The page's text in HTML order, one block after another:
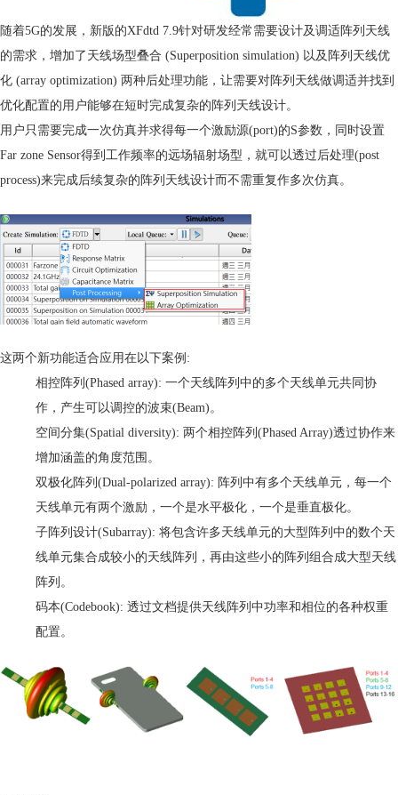
随着5G的发展 ， 新版的XFdtd 7.9针对研发经常需要设计及调适阵列天线
的需求，增加了天线场型叠合 (Superposition simulation) 以及阵列天线优
化 (array optimization) 两种后处理功能，让需要对阵列天线做调适并找到
优化配置的用户能够在短时完成复杂的阵列天线设计。
用户只需要完成一次仿真并求得每一个激励源(port)的S参数，同时设置
Far zone Sensor得到工作频率的远场辐射场型，就可以透过后处理(post
process)来完成后续复杂的阵列天线设计而不需重复作多次仿真。
这两个新功能适合应用在以下案例 :
相控阵列 (Phased array): 一个天线阵列中的多个天线单元共同协
作，产生可以调控的波束(Beam)。
空间分集(Spatial diversity): 两个相控阵列 (Phased Array)透过协作来
增加涵盖的角度范围。
双极化阵列 (Dual-polarized array): 阵列中有多个天线单元，每一个
天线单元有两个激励，一个是水平极化，一个是垂直极化。
子阵列设计(Subarray): 将包含许多天线单元的大型阵列中的数个天
线单元集合成较小的天线阵列，再由这些小的阵列组合成大型天线
阵列。
码本(Codebook): 透过文档提供天线阵列中功率和相位的各种权重
配置。